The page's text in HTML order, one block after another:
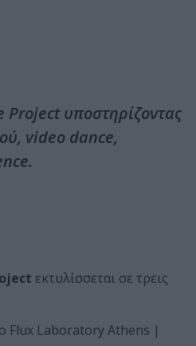
Project υποστηρίζοντας
video dance,
εκτυλίσσεται σε τρεις
Flux Laboratory Athens |